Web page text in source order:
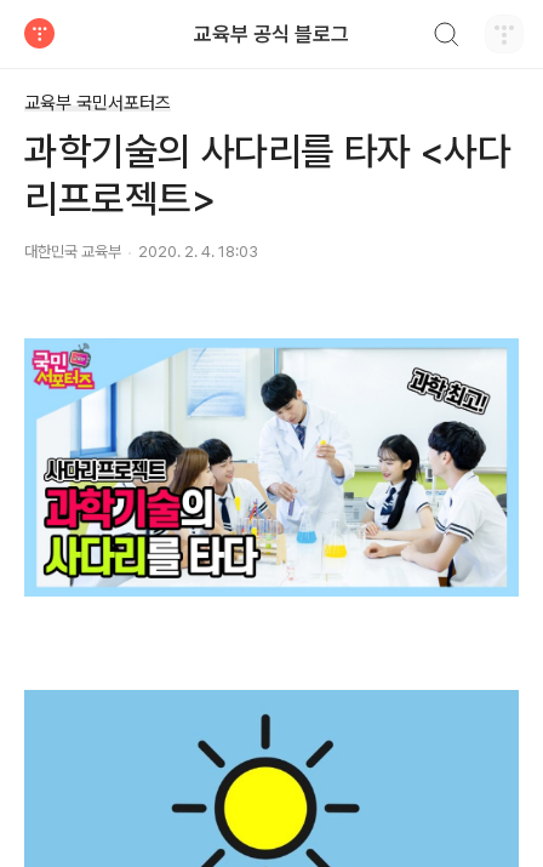
교육부 공식 블로그
교육부 국민서포터즈
과학기술의 사다리를 타자 <사다
리프로젝트>
대한민국 교육부 2020. 2. 4. 18:03